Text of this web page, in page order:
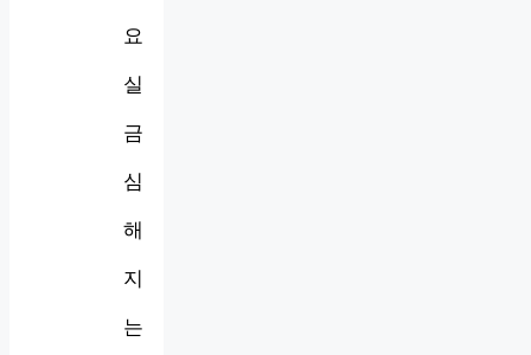
요
실
금
심
해
지
는